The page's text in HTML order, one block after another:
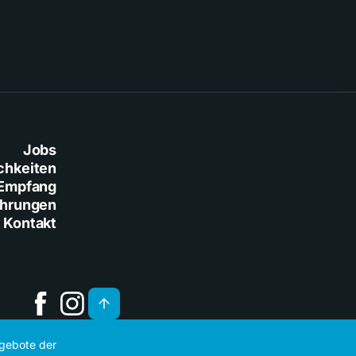
Jobs
Kontakt
der